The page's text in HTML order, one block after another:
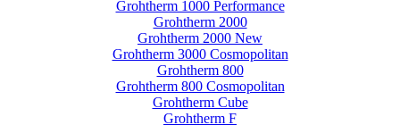
Grohtherm 1000 Performance
Grohtherm 2000
Grohtherm 2000 New
Grohtherm 3000 Cosmopolitan
Grohtherm 800
Grohtherm 800 Cosmopolitan
Grohtherm Cube
Grohtherm F